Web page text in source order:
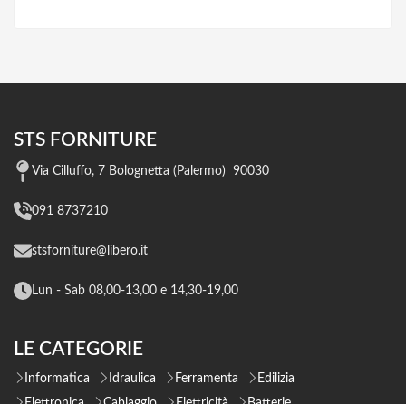
STS FORNITURE
Via Cilluffo, 7 Bolognetta (Palermo) 90030
091 8737210
stsforniture@libero.it
Lun - Sab 08,00-13,00 e 14,30-19,00
LE CATEGORIE
Informatica Idraulica Ferramenta
Edilizia